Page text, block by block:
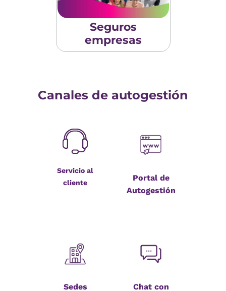
Seguros
empresas
Canales de autogestión
Servicio al
cliente
Portal de
Autogestión
Sedes Chat con